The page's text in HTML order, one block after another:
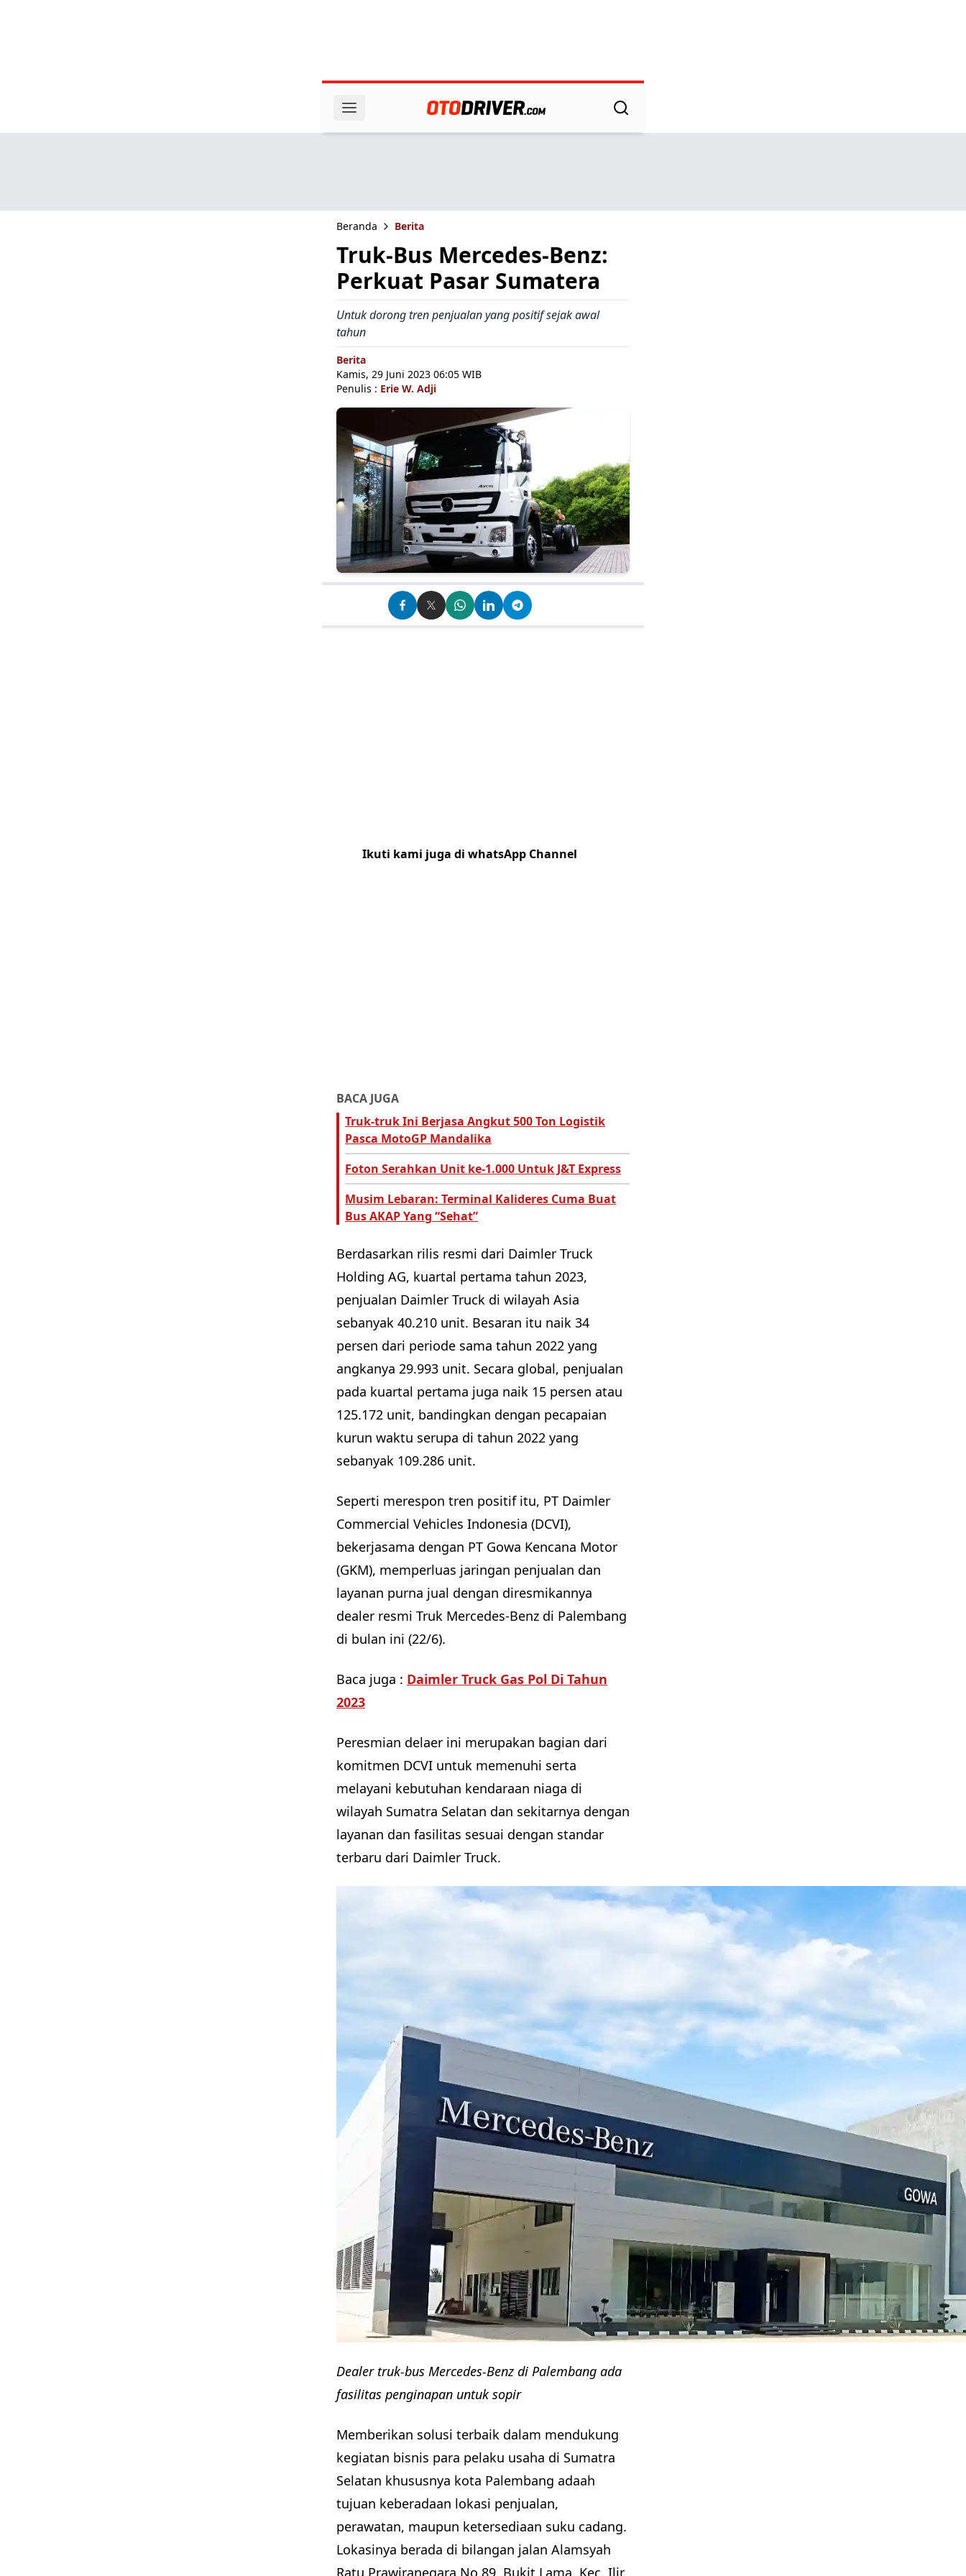
Beranda Berita
Truk-Bus Mercedes-Benz:
Perkuat Pasar Sumatera
Untuk dorong tren penjualan yang positif sejak awal
tahun
Berita
Kamis, 29 Juni 2023 06:05 WIB
Penulis : Erie W. Adji
Ikuti kami juga di whatsApp Channel
BACA JUGA
Truk-truk Ini Berjasa Angkut 500 Ton Logistik
Pasca MotoGP Mandalika
Foton Serahkan Unit ke-1.000 Untuk J&T Express
Musim Lebaran: Terminal Kalideres Cuma Buat
Bus AKAP Yang “Sehat”
Berdasarkan rilis resmi dari Daimler Truck
Holding AG, kuartal pertama tahun 2023,
penjualan Daimler Truck di wilayah Asia
sebanyak 40.210 unit. Besaran itu naik 34
persen dari periode sama tahun 2022 yang
angkanya 29.993 unit. Secara global, penjualan
pada kuartal pertama juga naik 15 persen atau
125.172 unit, bandingkan dengan pecapaian
kurun waktu serupa di tahun 2022 yang
sebanyak 109.286 unit.
Seperti merespon tren positif itu, PT Daimler
Commercial Vehicles Indonesia (DCVI),
bekerjasama dengan PT Gowa Kencana Motor
(GKM), memperluas jaringan penjualan dan
layanan purna jual dengan diresmikannya
dealer resmi Truk Mercedes-Benz di Palembang
di bulan ini (22/6).
Baca juga : Daimler Truck Gas Pol Di Tahun
2023
Peresmian delaer ini merupakan bagian dari
komitmen DCVI untuk memenuhi serta
melayani kebutuhan kendaraan niaga di
wilayah Sumatra Selatan dan sekitarnya dengan
layanan dan fasilitas sesuai dengan standar
terbaru dari Daimler Truck.
Dealer truk-bus Mercedes-Benz di Palembang ada
fasilitas penginapan untuk sopir
Memberikan solusi terbaik dalam mendukung
kegiatan bisnis para pelaku usaha di Sumatra
Selatan khususnya kota Palembang adaah
tujuan keberadaan lokasi penjualan,
perawatan, maupun ketersediaan suku cadang.
Lokasinya berada di bilangan jalan Alamsyah
Ratu Prawiranegara No.89, Bukit Lama, Kec. Ilir